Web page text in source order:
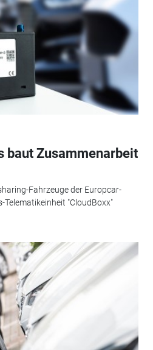
baut Zusammenarbeit
Fahrzeuge der Europcar-
Telematikeinheit "CloudBoxx"